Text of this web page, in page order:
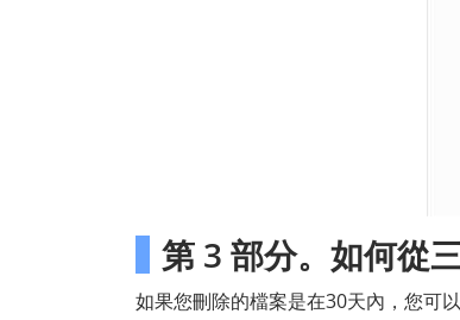
第 3 部分。如何從
如果您刪除的檔案是在30天內，您可